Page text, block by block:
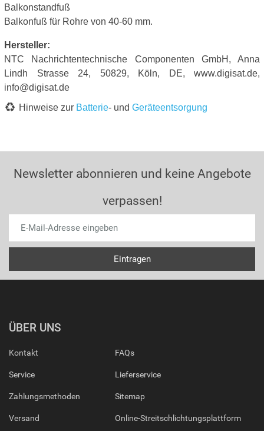
Balkonstandfuß
Balkonfuß für Rohre von 40-60 mm.
Hersteller:
NTC Nachrichtentechnische Componenten GmbH, Anna
Lindh Strasse 24, 50829, Köln, DE, www.digisat.de,
info@digisat.de
Hinweise zur Batterie- und Geräteentsorgung
Newsletter abonnieren und keine Angebote
verpassen!
ÜBER UNS
Kontakt
Service
Zahlungsmethoden
Versand
FAQs
Lieferservice
Sitemap
Online-Streitschlichtungsplattform